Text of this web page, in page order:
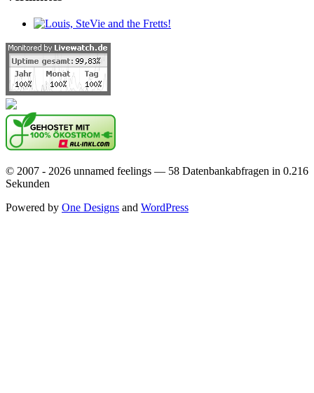
© 2007 - 2026 unnamed feelings — 58 Datenbankabfragen in 0.216
Sekunden
Powered by One Designs and WordPress